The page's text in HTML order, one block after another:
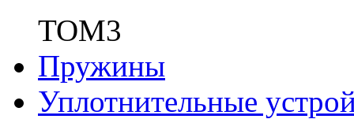
ТОМ3
Пружины
Уплотнительные